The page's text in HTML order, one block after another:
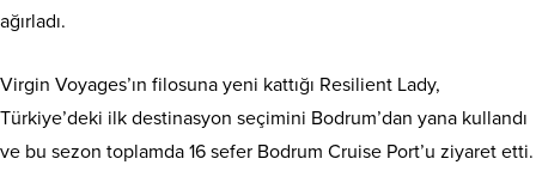
ağırladı.
Virgin Voyages’ın filosuna yeni kattığı Resilient Lady,
Türkiye’deki ilk destinasyon seçimini Bodrum’dan yana kullandı
ve bu sezon toplamda 16 sefer Bodrum Cruise Port’u ziyaret etti.